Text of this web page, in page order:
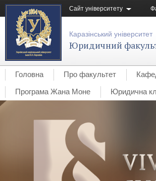
Сайт університету
Каразінський університет
Юридичний
Головна Про факультет
Програма Жана Моне
Юридична